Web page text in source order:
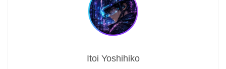
Itoi Yoshihiko